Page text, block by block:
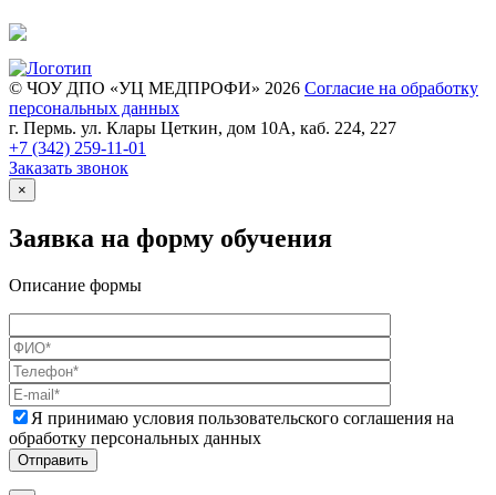
© ЧОУ ДПО «УЦ МЕДПРОФИ» 2026 Согласие на обработку
персональных данных
г. Пермь. ул. Клары Цеткин, дом 10А, каб. 224, 227
+7 (342) 259-11-01
Заказать звонок
×
Заявка на форму обучения
Описание формы
Я принимаю условия пользовательского соглашения на
обработку персональных данных